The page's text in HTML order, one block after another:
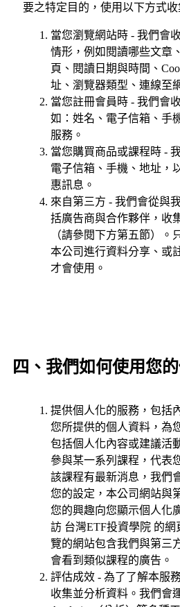
要之特定目的，使用以下方式收
當您瀏覽網站時 - 我們會
情形，例如閱讀哪些文章
頁、閱讀日期與時間、
址、瀏覽器類型、連線至
當您註冊會員時 - 我們會
如：姓名、電子信箱、手
服務。
當您購買商品或課程時 -
電子信箱、手機、地址，
惠訊息。
來自第三方 - 我們會從與
括廣告商與合作夥伴，收
（請參閱下方第五節）。
本公司進行資料分享、或
才會使用。
四、我們如何使用您
提供個人化的服務，包括
您所提供的個人資料，為
包括個人化內容或建議活
參與某一系列課程，代表
該課程有最新消息，我們
您的設定，本公司網站與
您的興趣向您顯示個人化
訪 台灣ETF投資學院 的網
覽的網站包含我們與第三
會看到類似課程的廣告。
評估成效 - 為了了解本服
收集並分析資料。我們會